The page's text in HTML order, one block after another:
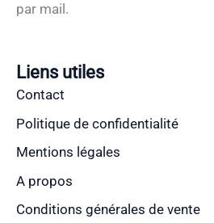
par mail.
Liens utiles
Contact
Politique de confidentialité
Mentions légales
A propos
Conditions générales de vente